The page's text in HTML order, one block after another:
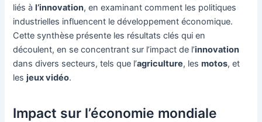
liés à l’innovation, en examinant comment les politiques
industrielles influencent le développement économique.
Cette synthèse présente les résultats clés qui en
découlent, en se concentrant sur l’impact de l’innovation
dans divers secteurs, tels que l’agriculture, lesmotos, et
lesjeux vidéo.
Impact sur l’économie mondiale